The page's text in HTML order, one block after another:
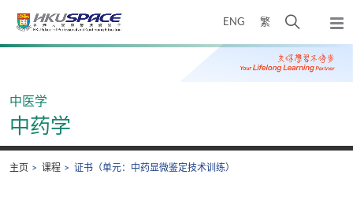
ENG 繁
开
搜
寻
弹
出
主
Main
中医学
中药学
主页 课程 证书（单元：中药显微鉴定技术训练）